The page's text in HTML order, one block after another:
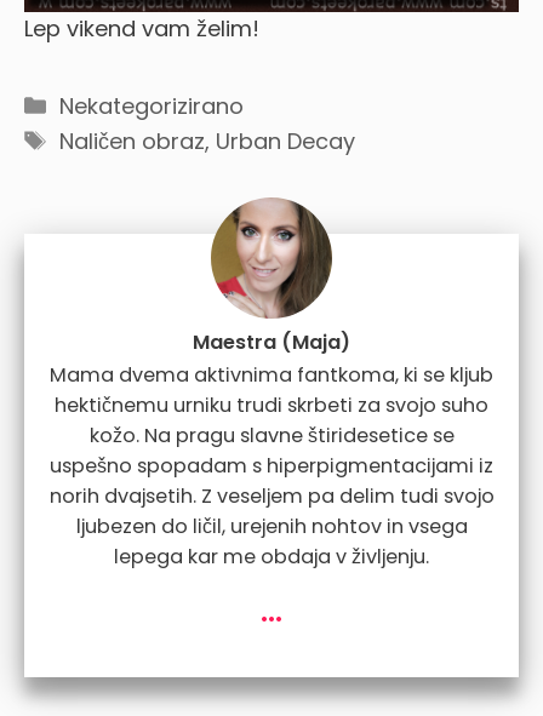
Lep vikend vam želim!
Categories
Nekategorizirano
Tags
Naličen obraz, Urban Decay
Maestra (Maja)
Mama dvema aktivnima fantkoma, ki se kljub
hektičnemu urniku trudi skrbeti za svojo suho
kožo. Na pragu slavne štiridesetice se
uspešno spopadam s hiperpigmentacijami iz
norih dvajsetih. Z veseljem pa delim tudi svojo
ljubezen do ličil, urejenih nohtov in vsega
lepega kar me obdaja v življenju.
...